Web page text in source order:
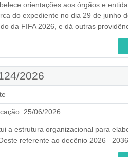
orientações aos órgãos e
do expediente no dia 29 de junho
da FIFA 2026, e dá outras
2026
25/06/2026
a estrutura organizacional para
referente ao decênio 2026